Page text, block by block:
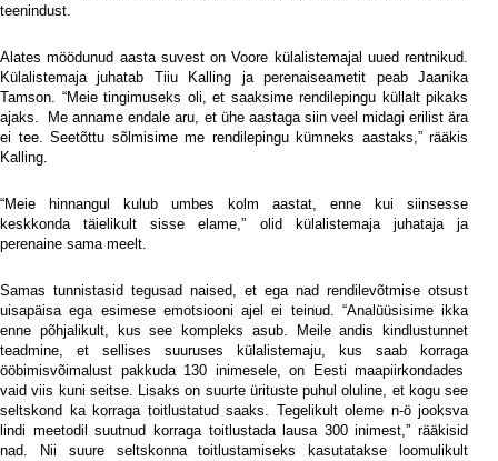
teenindust.
Alates möödunud aasta suvest on Voore külalistemajal uued rentnikud.
Külalistemaja juhatab Tiiu Kalling ja perenaiseametit peab Jaanika
Tamson. “Meie tingimuseks oli, et saaksime rendilepingu küllalt pikaks
ajaks.
Me anname endale aru, et ühe aastaga siin veel midagi erilist ära
ei tee. Seetõttu sõlmisime me rendilepingu kümneks aastaks,” rääkis
Kalling.
“Meie hinnangul kulub umbes kolm aastat, enne kui siinsesse
keskkonda täielikult sisse elame,” olid külalistemaja juhataja ja
perenaine sama meelt.
Samas tunnistasid tegusad naised, et ega nad rendilevõtmise otsust
uisapäisa ega esimese emotsiooni ajel ei teinud. “Analüüsisime ikka
enne põhjalikult, kus see kompleks asub. Meile andis kindlustunnet
teadmine, et sellises suuruses külalistemaju, kus saab korraga
ööbimisvõimalust pakkuda 130 inimesele, on Eesti maapiirkondades
vaid viis kuni seitse. Lisaks on suurte ürituste puhul oluline, et kogu see
seltskond ka korraga toitlustatud saaks. Tegelikult oleme n-ö jooksva
lindi meetodil suutnud korraga toitlustada lausa 300 inimest,” rääkisid
nad. Nii suure seltskonna toitlustamiseks kasutatakse loomulikult